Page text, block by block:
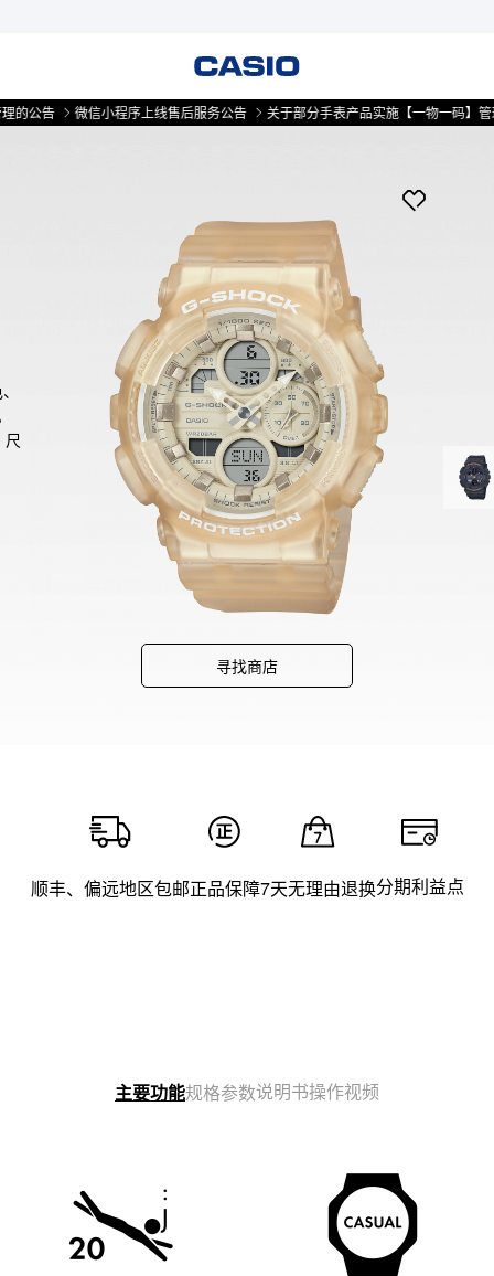
微信小程序上线售后服务公告 关于部分手表产品实施【一物一码】管理的公告
寻找商店
顺丰、偏远地区包邮正品保障7天无理由退换分期利益点
主要功能规格参数说明书操作视频